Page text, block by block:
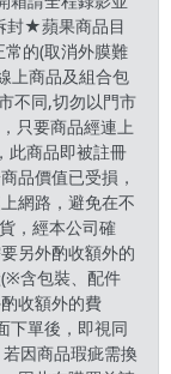
封★蘋果商品目
的(取消外膜難
上商品及組合包
不同,切勿以門市
只要商品經連上
此商品即被註冊
品價值已受損，
網路，避免在不
，經本公司確
另外酌收額外的
含包裝、配件
收額外的費
下單後，即視同
因商品瑕疵需換